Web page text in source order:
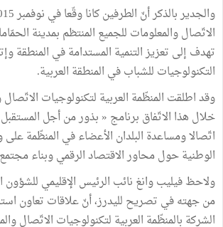
الاتّصال والمعلومات للجميع المنتظم بمدينة
تهدف إلى تعزيز التنمية المستدامة في المنطقة
التكنولوجيات للشباب في المنطقة العربية.
وقد اطلقت المنظّمة العربية لتكنولوجيات
خلال هذا الاتّفاق برنامج « بذور من أجل المستقبل
اتّصالا ومساعدة البلدان الأعضاء في المنظّمة
الوطنية حول محاور الاقتصاد الرقمي وبناء
ولاحظ فيليب وانغ نائب الرئيس الإقليمي للشؤون
من جهته في تصريح لليدرز، أنّ علاقات تعاون
الشركة بالمنظّمة العربية لتكنولوجيات الاتّصال